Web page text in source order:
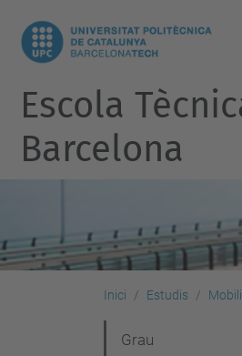
Escola
Barcelona
Inici Estudis
Grau